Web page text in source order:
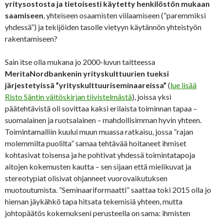
yritysostosta ja tietoisesti käytetty henkilöstön mukaan
saamiseen , yhteiseen osaamisten viilaamiseen (”paremmiksi
yhdessä”) ja tekijöiden tasolle vietyyn käytännön yhteistyön
rakentamiseen?
Sain itse olla mukana jo 2000-luvun taitteessa
MeritaNordbankenin yrityskulttuurien tueksi
järjestetyissä ”yrityskulttuuriseminaareissa” (lue lisää
Risto Säntin väitöskirjan tiivistelmästä), joissa yksi
päätehtävistä oli sovittaa kaksi erilaista toiminnan tapaa –
suomalainen ja ruotsalainen – mahdollisimman hyvin yhteen.
Toimintamalliin kuului muun muassa ratkaisu, jossa ”rajan
molemmilta puolilta” samaa tehtävää hoitaneet ihmiset
kohtasivat toisensa ja he pohtivat yhdessä toimintatapoja
aitojen kokemusten kautta – sen sijaan että mielikuvat ja
stereotypiat olisivat ohjanneet vuorovaikutuksen
muotoutumista. ”Seminaariformaatti” saattaa toki 2015 olla jo
hieman jäykähkö tapa hitsata tekemisiä yhteen, mutta
johtopäätös kokemukseni perusteella on sama: ihmisten